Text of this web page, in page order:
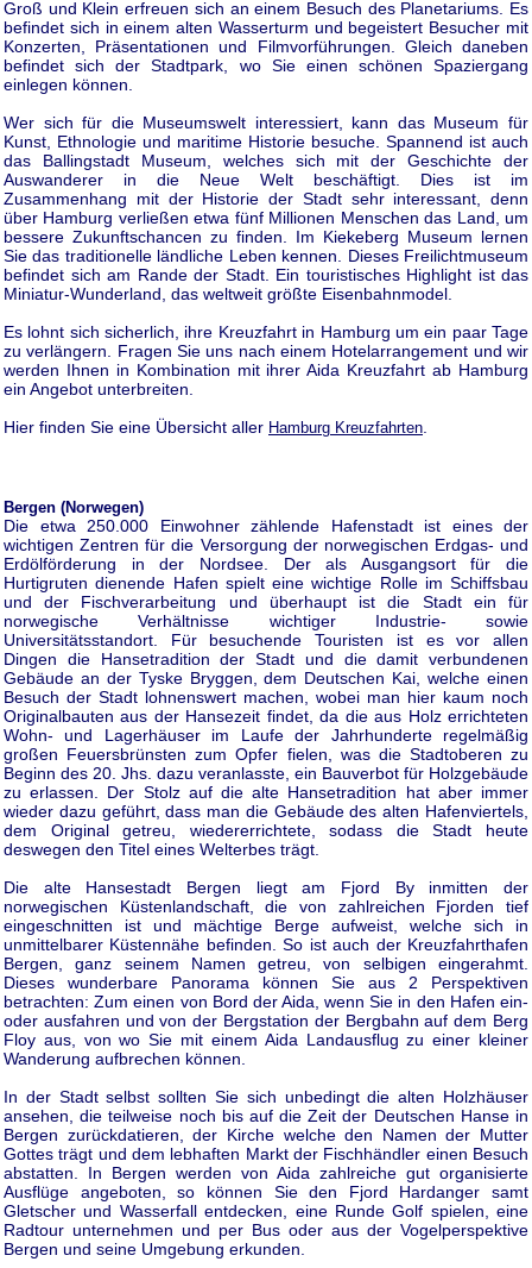
Groß und Klein erfreuen sich an einem Besuch des Planetariums. Es
befindet sich in einem alten Wasserturm und begeistert Besucher mit
Konzerten, Präsentationen und Filmvorführungen. Gleich daneben
befindet sich der Stadtpark, wo Sie einen schönen Spaziergang
einlegen können.
Wer sich für die Museumswelt interessiert, kann das Museum für
Kunst, Ethnologie und maritime Historie besuche. Spannend ist auch
das Ballingstadt Museum, welches sich mit der Geschichte der
Auswanderer in die Neue Welt beschäftigt. Dies ist im
Zusammenhang mit der Historie der Stadt sehr interessant, denn
über Hamburg verließen etwa fünf Millionen Menschen das Land, um
bessere Zukunftschancen zu finden. Im Kiekeberg Museum lernen
Sie das traditionelle ländliche Leben kennen. Dieses Freilichtmuseum
befindet sich am Rande der Stadt. Ein touristisches Highlight ist das
Miniatur-Wunderland, das weltweit größte Eisenbahnmodel.
Es lohnt sich sicherlich, ihre Kreuzfahrt in Hamburg um ein paar Tage
zu verlängern. Fragen Sie uns nach einem Hotelarrangement und wir
werden Ihnen in Kombination mit ihrer Aida Kreuzfahrt ab Hamburg
ein Angebot unterbreiten.
Hier finden Sie eine Übersicht aller Hamburg Kreuzfahrten
Bergen (Norwegen)
Die etwa 250.000 Einwohner zählende Hafenstadt ist eines der
wichtigen Zentren für die Versorgung der norwegischen Erdgas- und
Erdölförderung in der Nordsee. Der als Ausgangsort für die
Hurtigruten dienende Hafen spielt eine wichtige Rolle im Schiffsbau
und der Fischverarbeitung und überhaupt ist die Stadt ein für
norwegische Verhältnisse wichtiger Industrie- sowie
Universitätsstandort. Für besuchende Touristen ist es vor allen
Dingen die Hansetradition der Stadt und die damit verbundenen
Gebäude an der Tyske Bryggen, dem Deutschen Kai, welche einen
Besuch der Stadt lohnenswert machen, wobei man hier kaum noch
Originalbauten aus der Hansezeit findet, da die aus Holz errichteten
Wohn- und Lagerhäuser im Laufe der Jahrhunderte regelmäßig
großen Feuersbrünsten zum Opfer fielen, was die Stadtoberen zu
Beginn des 20. Jhs. dazu veranlasste, ein Bauverbot für Holzgebäude
zu erlassen. Der Stolz auf die alte Hansetradition hat aber immer
wieder dazu geführt, dass man die Gebäude des alten Hafenviertels,
dem Original getreu, wiedererrichtete, sodass die Stadt heute
deswegen den Titel eines Welterbes trägt.
Die alte Hansestadt Bergen liegt am Fjord By inmitten der
norwegischen Küstenlandschaft, die von zahlreichen Fjorden tief
eingeschnitten ist und mächtige Berge aufweist, welche sich in
unmittelbarer Küstennähe befinden. So ist auch der Kreuzfahrthafen
Bergen, ganz seinem Namen getreu, von selbigen eingerahmt.
Dieses wunderbare Panorama können Sie aus 2 Perspektiven
betrachten: Zum einen von Bord der Aida, wenn Sie in den Hafen ein-
oder ausfahren und von der Bergstation der Bergbahn auf dem Berg
Floy aus, von wo Sie mit einem Aida Landausflug zu einer kleiner
Wanderung aufbrechen können.
In der Stadt selbst sollten Sie sich unbedingt die alten Holzhäuser
ansehen, die teilweise noch bis auf die Zeit der Deutschen Hanse in
Bergen zurückdatieren, der Kirche welche den Namen der Mutter
Gottes trägt und dem lebhaften Markt der Fischhändler einen Besuch
abstatten. In Bergen werden von Aida zahlreiche gut organisierte
Ausflüge angeboten, so können Sie den Fjord Hardanger samt
Gletscher und Wasserfall entdecken, eine Runde Golf spielen, eine
Radtour unternehmen und per Bus oder aus der Vogelperspektive
Bergen und seine Umgebung erkunden.